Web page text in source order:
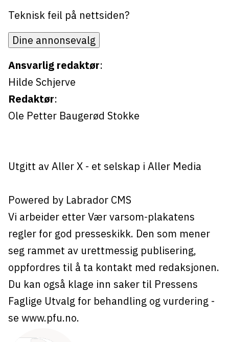
Teknisk feil på nettsiden?
Dine annonsevalg
Ansvarlig redaktør:
Hilde Schjerve
Redaktør:
Ole Petter Baugerød Stokke
Utgitt av Aller X- et selskap i Aller Media
Powered by Labrador CMS
Vi arbeider etter Vær varsom-plakatens
regler for god presseskikk. Den som mener
seg rammet av urettmessig publisering,
oppfordres til å ta kontakt med redaksjonen.
Du kan også klage inn saker til Pressens
Faglige Utvalg for behandling og vurdering -
se www.pfu.no.